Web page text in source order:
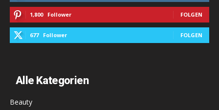
1,800 Follower FOLGEN
677 Follower FOLGEN
Alle Kategorien
Beauty